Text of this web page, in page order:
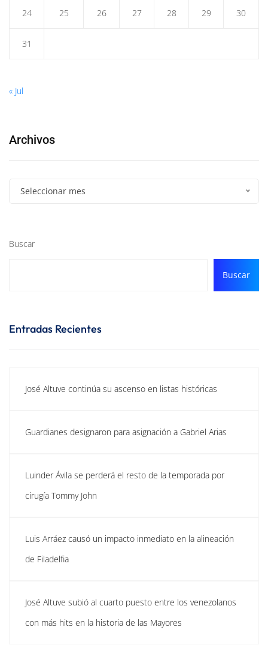
24 25 26 27 28 29 30
31
« Jul
Archivos
Seleccionar mes
Buscar
Buscar
Entradas Recientes
José Altuve continúa su ascenso en listas históricas
Guardianes designaron para asignación a Gabriel Arias
Luinder Ávila se perderá el resto de la temporada por
cirugía Tommy John
Luis Arráez causó un impacto inmediato en la alineación
de Filadelfia
José Altuve subió al cuarto puesto entre los venezolanos
con más hits en la historia de las Mayores